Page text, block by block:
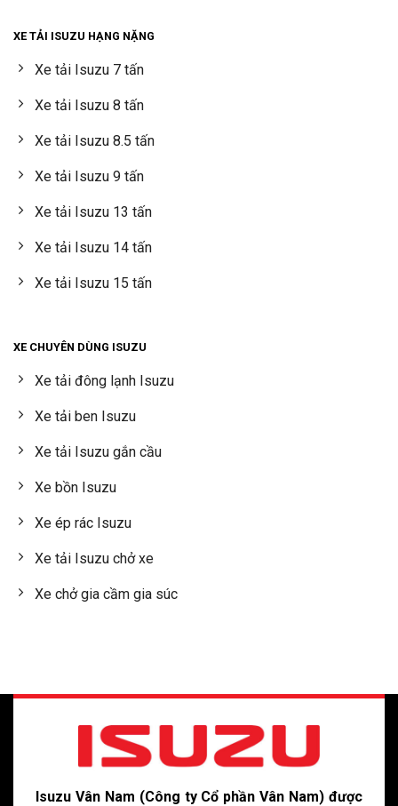
XE TẢI ISUZU HẠNG NẶNG
Xe tải Isuzu 7 tấn
Xe tải Isuzu 8 tấn
Xe tải Isuzu 8.5 tấn
Xe tải Isuzu 9 tấn
Xe tải Isuzu 13 tấn
Xe tải Isuzu 14 tấn
Xe tải Isuzu 15 tấn
XE CHUYÊN DÙNG ISUZU
Xe tải đông lạnh Isuzu
Xe tải ben Isuzu
Xe tải Isuzu gắn cầu
Xe bồn Isuzu
Xe ép rác Isuzu
Xe tải Isuzu chở xe
Xe chở gia cầm gia súc
Isuzu Vân Nam (Công ty Cổ phần Vân Nam) được